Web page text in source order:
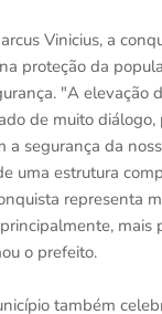
Vinicius, a
proteção da
"A elevação
de muito diálogo,
a segurança da
uma estrutura
representa
mais
o prefeito.
também